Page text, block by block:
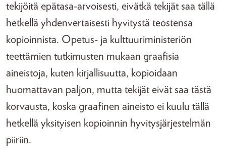
tekijöitä epätasa-arvoisesti, eivätkä tekijät saa tällä
hetkellä yhdenvertaisesti hyvitystä teostensa
kopioinnista. Opetus- ja kulttuuriministeriön
teettämien tutkimusten mukaan graafisia
aineistoja, kuten kirjallisuutta, kopioidaan
huomattavan paljon, mutta tekijät eivät saa tästä
korvausta, koska graafinen aineisto ei kuulu tällä
hetkellä yksityisen kopioinnin hyvitysjärjestelmän
piiriin.